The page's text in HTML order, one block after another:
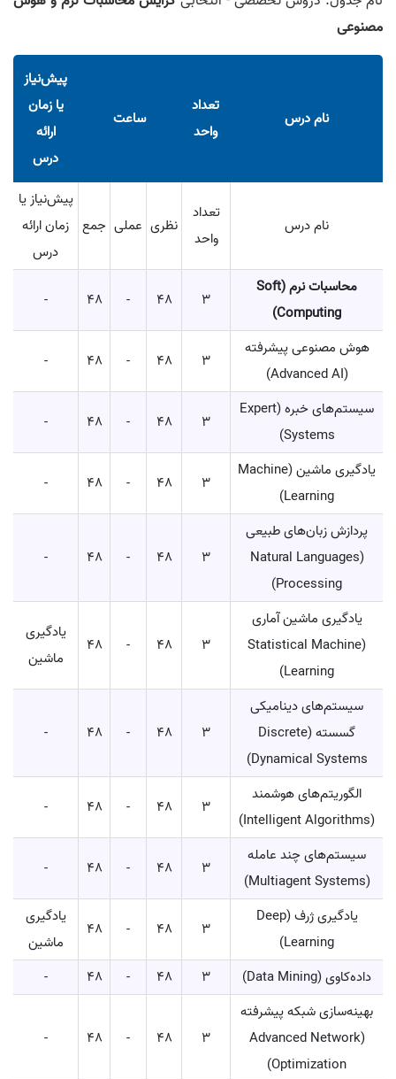
مصنوعی
نام درس
تعداد
واحد
ساعت
پیش‌نیاز
یا زمان
ارائه
درس
نام درس
تعداد
واحد
نظری عملی جمع
پیش‌نیاز یا
زمان ارائه
درس
محاسبات نرم (Soft
Computing)
3
48
-
48
-
هوش مصنوعی پیشرفته
(Advanced AI)
3
48
-
48
-
سیستم‌های خبره (Expert
Systems)
3
48
-
48
-
یادگیری ماشین (Machine
Learning)
3
48
-
48
-
پردازش زبان‌های طبیعی
(Natural Languages
Processing)
3
48
-
48
-
یادگیری ماشین آماری
(Statistical Machine
Learning)
3
48
-
48
یادگیری
ماشین
سیستم‌های دینامیکی
گسسته (Discrete
Dynamical Systems)
3
48
-
48
-
الگوریتم‌های هوشمند
(Intelligent Algorithms)
3
48
-
48
-
سیستم‌های چند عامله
(Multiagent Systems)
3
48
-
48
-
یادگیری ژرف (Deep
Learning)
3
48
-
48
یادگیری
ماشین
داده‌کاوی (Data Mining)
3
48
-
48
-
بهینه‌سازی شبکه پیشرفته
(Advanced Network
Optimization)
3
48
-
48
-